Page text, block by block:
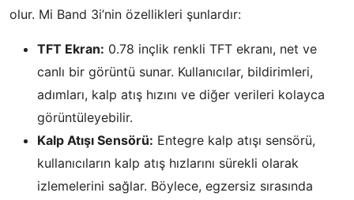
olur. Mi Band 3i’nin özellikleri şunlardır:
TFT Ekran: 0.78 inçlik renkli TFT ekranı, net ve
canlı bir görüntü sunar. Kullanıcılar, bildirimleri,
adımları, kalp atış hızını ve diğer verileri kolayca
görüntüleyebilir.
Kalp Atışı Sensörü: Entegre kalp atışı sensörü,
kullanıcıların kalp atış hızlarını sürekli olarak
izlemelerini sağlar. Böylece, egzersiz sırasında